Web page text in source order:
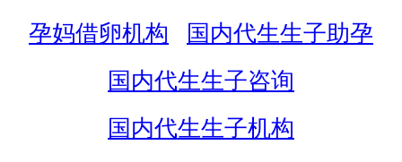
孕妈借卵机构
国内代生生子助孕
国内代生生子咨询
国内代生生子机构